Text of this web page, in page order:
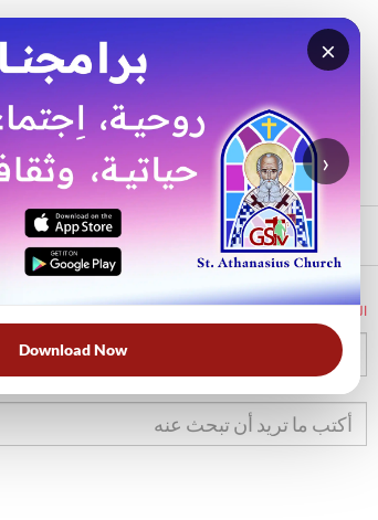
×
›
Download Now
الرئيسية